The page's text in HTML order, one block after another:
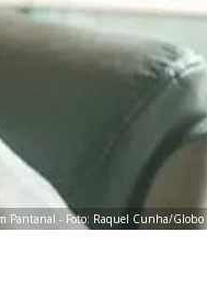
Pantanal - Foto: Raquel Cunha/Globo